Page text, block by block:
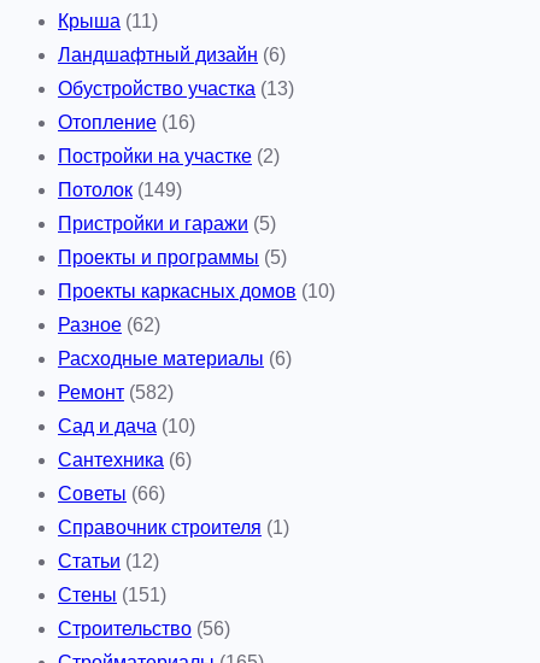
Крыша (11)
Ландшафтный дизайн (6)
Обустройство участка (13)
Отопление (16)
Постройки на участке (2)
Потолок (149)
Пристройки и гаражи (5)
Проекты и программы (5)
Проекты каркасных домов (10)
Разное (62)
Расходные материалы (6)
Ремонт (582)
Сад и дача (10)
Сантехника (6)
Советы (66)
Справочник строителя (1)
Статьи (12)
Стены (151)
Строительство (56)